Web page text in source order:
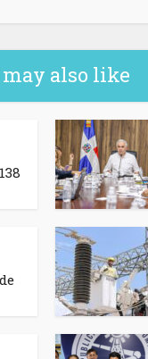
may also like